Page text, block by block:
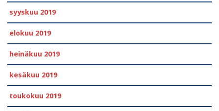
syyskuu 2019
elokuu 2019
heinäkuu 2019
kesäkuu 2019
toukokuu 2019